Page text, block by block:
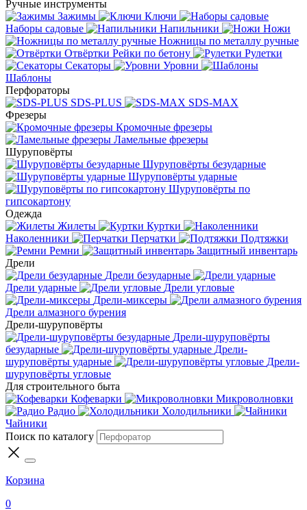
Ручные инструменты
Зажимы
Ключи
Наборы садовые
Напильники
Ножи
Ножницы по металлу ручные
Отвёртки Рейки по бетону
Рулетки
Секаторы
Уровни
Шаблоны
Перфораторы
SDS-PLUS
SDS-MAX
Фрезеры
Кромочные фрезеры
Ламельные фрезеры
Шуруповёрты
Шуруповёрты безударные
Шуруповёрты ударные
Шуруповёрты по
гипсокартону
Одежда
Жилеты
Куртки
Наколенники
Перчатки
Подтяжки
Ремни
Защитный инвентарь
Дрели
Дрели безударные
Дрели ударные
Дрели угловые
Дрели-миксеры
Дрели алмазного бурения
Дрели-шуруповёрты
Дрели-шуруповёрты
безударные
Дрели-
шуруповёрты ударные
Дрели-
шуруповёрты угловые
Для строительного быта
Кофеварки
Микроволновки
Радио
Холодильники
Чайники
Поиск по каталогу
Корзина
0